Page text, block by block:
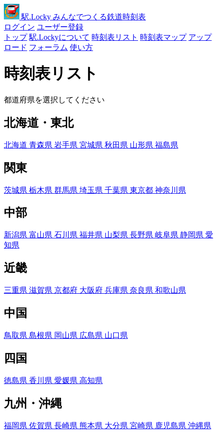
駅.Locky みんなでつくる鉄道時刻表
ログイン ユーザー登録
トップ 駅.Lockyについて 時刻表リスト 時刻表マップ アップ
ロード フォーラム 使い方
時刻表リスト
都道府県を選択してください
北海道・東北
北海道 青森県 岩手県 宮城県 秋田県 山形県 福島県
関東
茨城県 栃木県 群馬県 埼玉県 千葉県 東京都 神奈川県
中部
新潟県 富山県 石川県 福井県 山梨県 長野県 岐阜県 静岡県 愛
知県
近畿
三重県 滋賀県 京都府 大阪府 兵庫県 奈良県 和歌山県
中国
鳥取県 島根県 岡山県 広島県 山口県
四国
徳島県 香川県 愛媛県 高知県
九州・沖縄
福岡県 佐賀県 長崎県 熊本県 大分県 宮崎県 鹿児島県 沖縄県